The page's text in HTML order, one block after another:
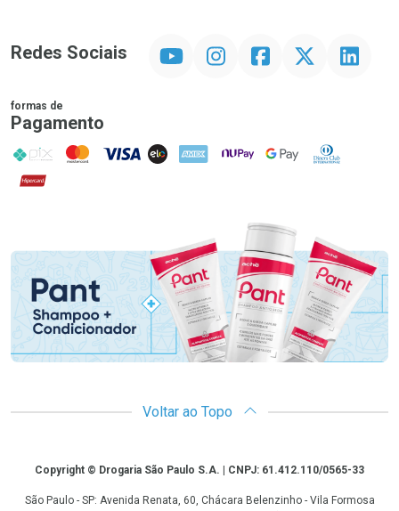
Redes Sociais InstagramFacebookTwitter Linkedin
formas de
Pagamento
PIX MasterCard
VISA ELO AMEX NuPay Google PayDiners Club
Hipercard
Promoção em Destaque
Voltar ao Topo
CopyrightCopyright © Drogaria São Paulo S.A. | CNPJ: 61.412.110/0565-33
São Paulo - SP: Avenida Renata, 60, Chácara Belenzinho - Vila Formosa